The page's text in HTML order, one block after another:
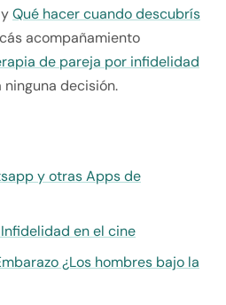
yQué hacer cuando descubrís
acompañamiento
de pareja por infidelidad
decisión.
y otras Apps de
en el cine
¿Los hombres bajo la